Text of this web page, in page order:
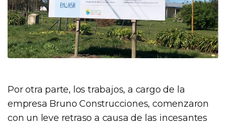
Por otra parte, los trabajos, a cargo de la
empresa Bruno Construcciones, comenzaron
con un leve retraso a causa de las incesantes